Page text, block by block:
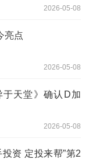
2026-05-08
亮点
2026-05-08
天堂》确认D加
2026-05-08
资 定投来帮”第2